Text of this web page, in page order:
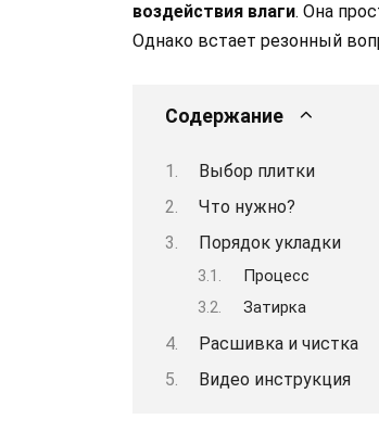
воздействия влаги. Она
Однако встает резонный
Содержание
Выбор плитки
Что нужно?
Порядок укладки
Процесс
Затирка
Расшивка и чистка
Видео инструкция